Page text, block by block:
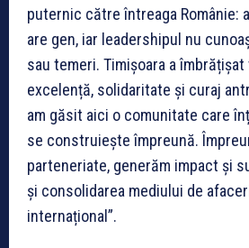
puternic către întreaga Românie:
are gen, iar leadershipul nu
sau temeri. Timișoara a îmbrățișat
excelență, solidaritate și curaj
am găsit aici o comunitate care
se construiește împreună.
parteneriate, generăm impact și
și consolidarea mediului de
internațional”.